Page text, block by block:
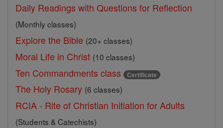
Daily Readings with Questions for Reflection
(Monthly classes)
Explore the Bible (20+ classes)
Moral Life in Christ (10 classes)
Ten Commandments class Certificate
The Holy Rosary (6 classes)
RCIA - Rite of Christian Initiation for Adults
(Students & Catechists)